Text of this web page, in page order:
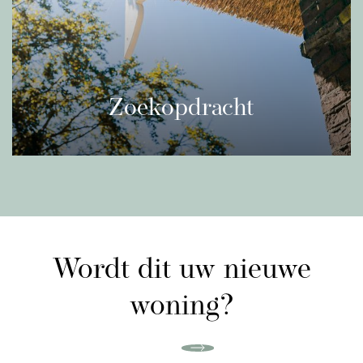
slaapkamer aan de voorzijde is heerlijk licht en
functioneel in te delen. De slaapkamer aan de
achterzijde beschikt over praktische
inbouwkasten en een en-suite badkamer. Deze
badkamer is uitgerust met een comfortabel
ligbad, een ruime douche, een toilet, een wastafel
Tweede verdieping:
verdieping, hier vindt u een royale overloop en
twee volwaardige slaapkamers, vergelijkbaar in
grootte met die op de eerste verdieping. Deze
kamers zijn ideaal te gebruiken als extra slaap-,
Zoekopdracht
Bent u op zoek naar een nieuwe woning? Vind
Lees meer
Wordt dit uw nieuwe
woning?